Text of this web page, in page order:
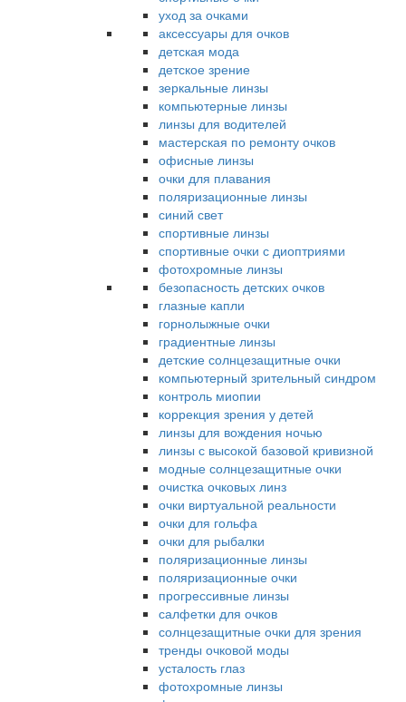
уход за очками
аксессуары для очков
детская мода
детское зрение
зеркальные линзы
компьютерные линзы
линзы для водителей
мастерская по ремонту очков
офисные линзы
очки для плавания
поляризационные линзы
синий свет
спортивные линзы
спортивные очки с диоптриями
фотохромные линзы
безопасность детских очков
глазные капли
горнолыжные очки
градиентные линзы
детские солнцезащитные очки
компьютерный зрительный синдром
контроль миопии
коррекция зрения у детей
линзы для вождения ночью
линзы с высокой базовой кривизной
модные солнцезащитные очки
очистка очковых линз
очки виртуальной реальности
очки для гольфа
очки для рыбалки
поляризационные линзы
поляризационные очки
прогрессивные линзы
салфетки для очков
солнцезащитные очки для зрения
тренды очковой моды
усталость глаз
фотохромные линзы